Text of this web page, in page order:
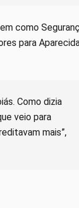
como
para
Como dizia
veio para
mais”,